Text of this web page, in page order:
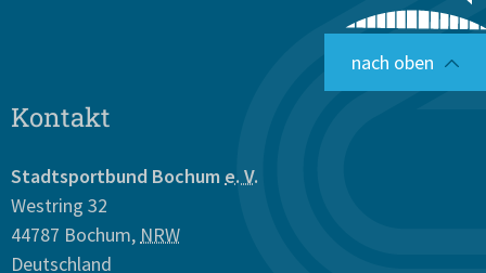
nach oben
Kontakt
Stadtsportbund Bochum e. V.
Westring 32
44787 Bochum, NRW
Deutschland